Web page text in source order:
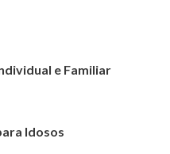
e Familiar
Idosos